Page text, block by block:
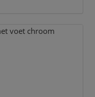
voet chroom